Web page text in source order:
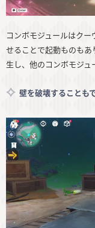
コンボモジュールはク
せることで起動ものも
生し、他のコンボモジュ
壁を破壊することも